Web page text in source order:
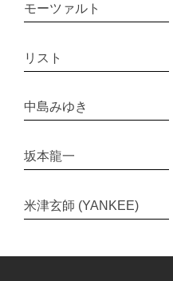
モーツァルト
リスト
中島みゆき
坂本龍一
米津玄師 (YANKEE)